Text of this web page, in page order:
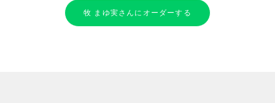
牧 まゆ実さんにオーダーする